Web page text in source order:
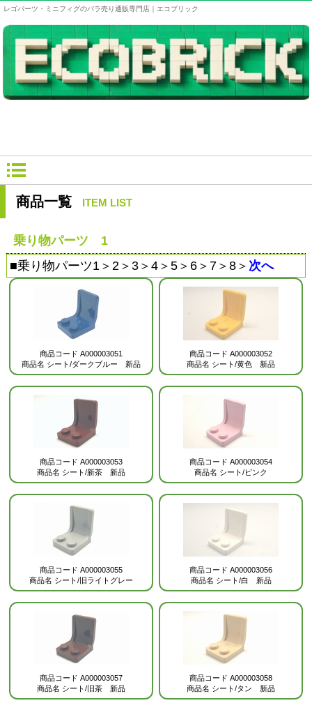
レゴパーツ・ミニフィグのバラ売り通販専門店｜エコブリック
商品一覧 ITEM LIST
乗り物パーツ 1
■乗り物パーツ1＞ 2＞ 3＞ 4＞ 5＞ 6＞ 7＞ 8＞ 次へ
商品コード A000003051
商品名 シート/ダークブルー 新品
商品コード A000003052
商品名 シート/黄色 新品
商品コード A000003053
商品名 シート/新茶 新品
商品コード A000003054
商品名 シート/ピンク
商品コード A000003055
商品名 シート/旧ライトグレー
商品コード A000003056
商品名 シート/白 新品
商品コード A000003057
商品名 シート/旧茶 新品
商品コード A000003058
商品名 シート/タン 新品